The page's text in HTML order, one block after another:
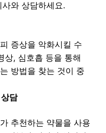
와 상담하세요.
증상을 악화시킬 수
상, 심호흡 등을 통해
방법을 찾는 것이 중
담
추천하는 약물을 사용